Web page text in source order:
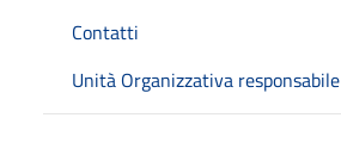
Contatti
Unità Organizzativa responsabile